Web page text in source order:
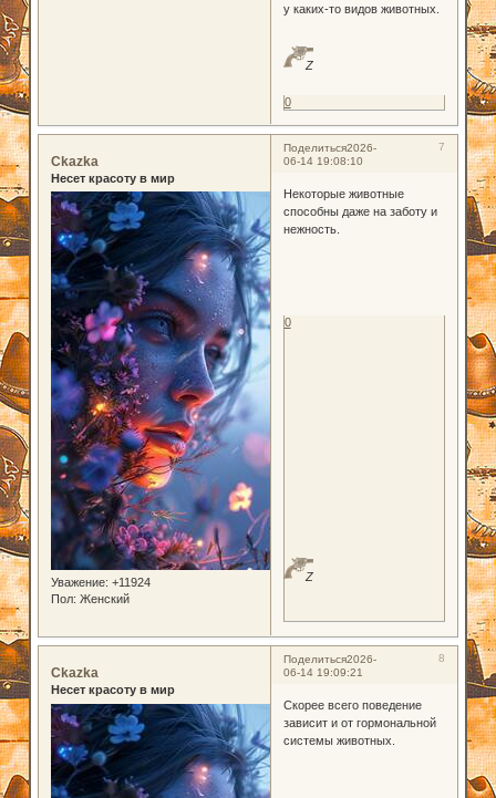
у каких-то видов животных.
Z
0
Поделиться 7
2026-
06-14 19:08:10
Ckazka
Несет красоту в мир
Уважение: +11924
Пол: Женский
Некоторые животные
способны даже на заботу и
нежность.
Z
0
Поделиться 8
2026-
06-14 19:09:21
Ckazka
Несет красоту в мир
Скорее всего поведение
зависит и от гормональной
системы животных.